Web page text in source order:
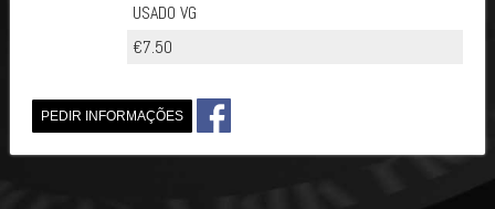
USADO VG
€7.50
PEDIR INFORMAÇÕES